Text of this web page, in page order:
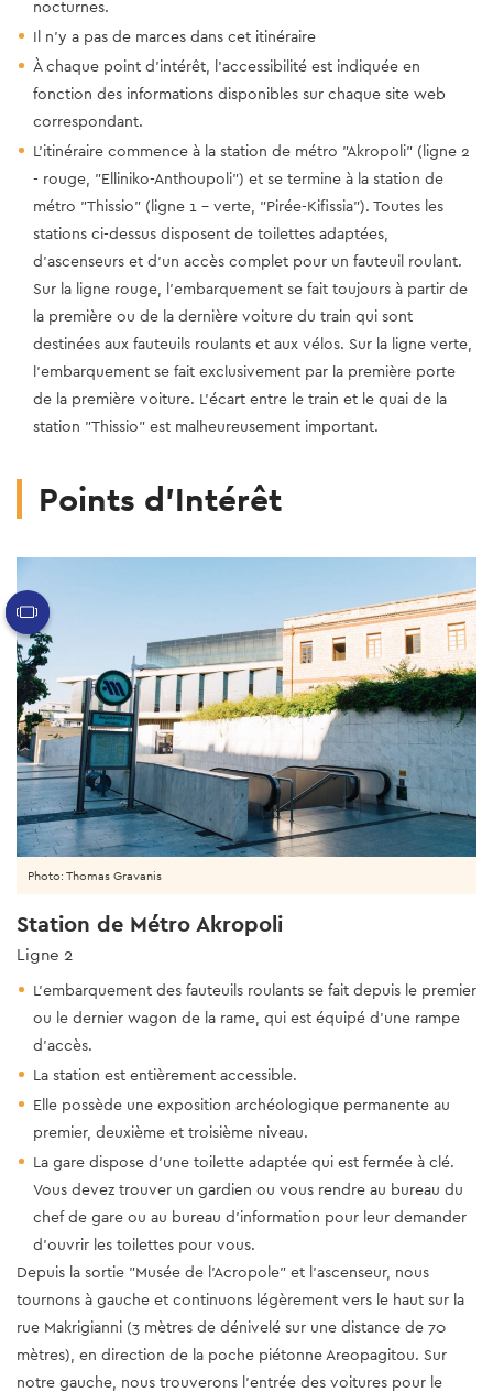
nocturnes.
Il n'y a pas de marces dans cet itinéraire
À chaque point d'intérêt, l'accessibilité est indiquée en
fonction des informations disponibles sur chaque site web
correspondant.
L'itinéraire commence à la station de métro "Akropoli" (ligne 2
- rouge, "Elliniko-Anthoupoli") et se termine à la station de
métro "Thissio" (ligne 1 - verte, "Pirée-Kifissia"). Toutes les
stations ci-dessus disposent de toilettes adaptées,
d'ascenseurs et d'un accès complet pour un fauteuil roulant.
Sur la ligne rouge, l'embarquement se fait toujours à partir de
la première ou de la dernière voiture du train qui sont
destinées aux fauteuils roulants et aux vélos. Sur la ligne verte,
l'embarquement se fait exclusivement par la première porte
de la première voiture. L'écart entre le train et le quai de la
station "Thissio" est malheureusement important.
Points d'Intérêt
Station de Métro Akropoli
Ligne 2
L'embarquement des fauteuils roulants se fait depuis le premier
ou le dernier wagon de la rame, qui est équipé d'une rampe
d'accès.
La station est entièrement accessible.
Elle possède une exposition archéologique permanente au
premier, deuxième et troisième niveau.
La gare dispose d'une toilette adaptée qui est fermée à clé.
Vous devez trouver un gardien ou vous rendre au bureau du
chef de gare ou au bureau d'information pour leur demander
d'ouvrir les toilettes pour vous.
Depuis la sortie "Musée de l'Acropole" et l'ascenseur, nous
tournons à gauche et continuons légèrement vers le haut sur la
rue Makrigianni (3 mètres de dénivelé sur une distance de 70
mètres), en direction de la poche piétonne Areopagitou. Sur
notre gauche, nous trouverons l'entrée des voitures pour le
Photo: Thomas Gravanis